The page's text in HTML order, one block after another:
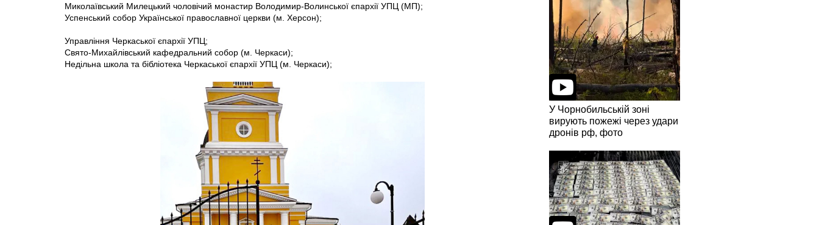
Миколаївський Милецький чоловічий монастир Володимир-Волинської єпархії УПЦ (МП);
Успенський собор Української православної церкви (м. Херсон);
Управління Черкаської єпархії УПЦ;
Свято-Михайлівський кафедральний собор (м. Черкаси);
Недільна школа та бібліотека Черкаської єпархії УПЦ (м. Черкаси);
У Чорнобильській зоні
вирують пожежі через удари
дронів рф, фото